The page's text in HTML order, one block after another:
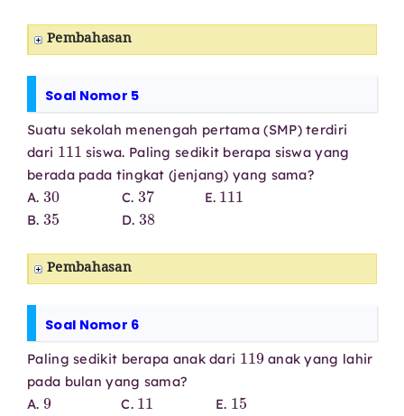
Pembahasan
Soal Nomor 5
Suatu sekolah menengah pertama (SMP) terdiri
dari
111
siswa. Paling sedikit berapa siswa yang
berada pada tingkat (jenjang) yang sama?
A.
30
C.
37
E.
111
B.
35
D.
38
Pembahasan
Soal Nomor 6
Paling sedikit berapa anak dari
119
anak yang lahir
pada bulan yang sama?
A.
9
C.
11
E.
15